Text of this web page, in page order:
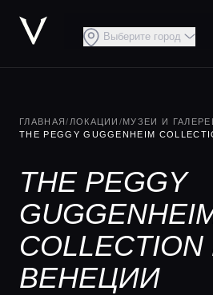
Выберите город
ГЛАВНАЯ/ ЛОКАЦИИ /МУЗЕИ И
THE PEGGY GUGGENHEIM
THE PEGGY
COLLECTION
ВЕНЕЦИИ